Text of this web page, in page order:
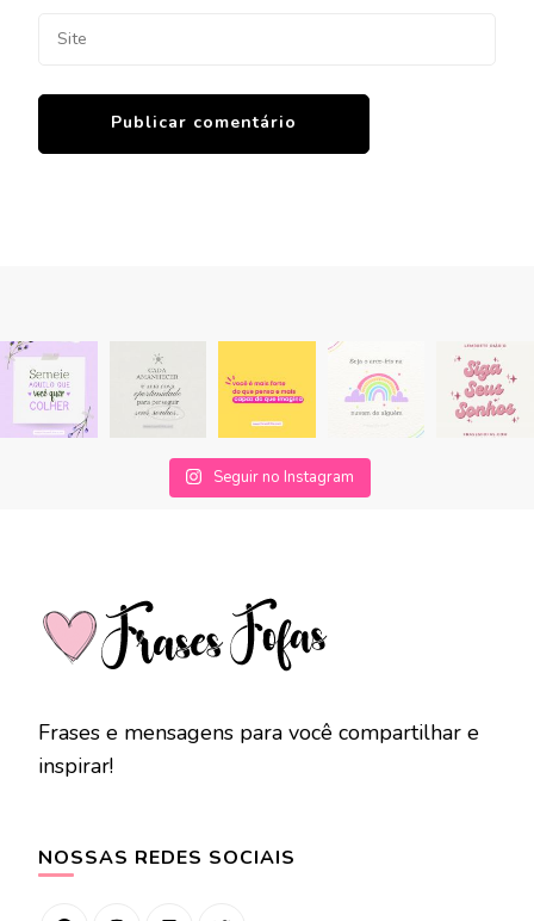
Seguir no Instagram
Frases e mensagens para você compartilhar e
inspirar!
NOSSAS REDES SOCIAIS